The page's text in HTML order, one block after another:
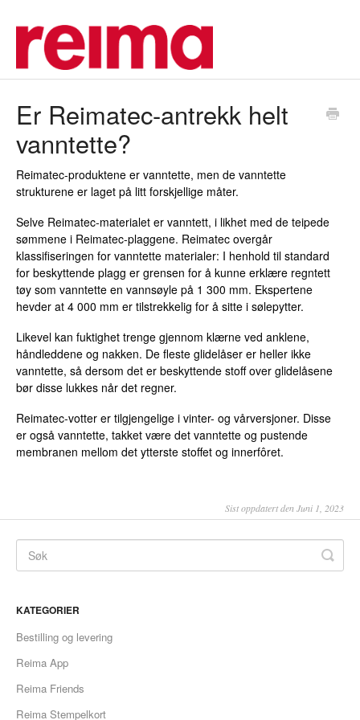
Er Reimatec-antrekk helt
vanntette?
Reimatec-produktene er vanntette, men de vanntette
strukturene er laget på litt forskjellige måter.
Selve Reimatec-materialet er vanntett, i likhet med de teipede
sømmene i Reimatec-plaggene. Reimatec overgår
klassifiseringen for vanntette materialer: I henhold til standard
for beskyttende plagg er grensen for å kunne erklære regntett
tøy som vanntette en vannsøyle på 1 300 mm. Ekspertene
hevder at 4 000 mm er tilstrekkelig for å sitte i sølepytter.
Likevel kan fuktighet trenge gjennom klærne ved anklene,
håndleddene og nakken. De fleste glidelåser er heller ikke
vanntette, så dersom det er beskyttende stoff over glidelåsene
bør disse lukkes når det regner.
Reimatec-votter er tilgjengelige i vinter- og vårversjoner. Disse
er også vanntette, takket være det vanntette og pustende
membranen mellom det ytterste stoffet og innerfôret.
Sist oppdatert den Juni 1, 2023
KATEGORIER
Bestilling og levering
Reima App
Reima Friends
Reima Stempelkort